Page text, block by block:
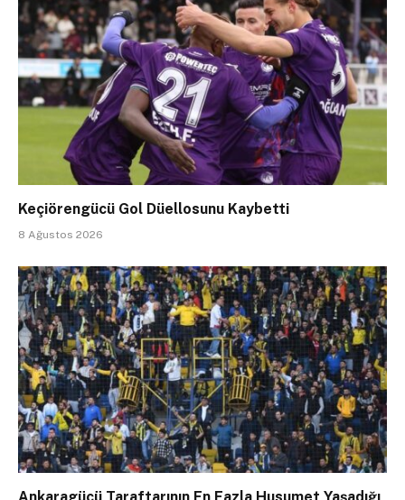
Keçiörengücü Gol Düellosunu Kaybetti
8 Ağustos 2026